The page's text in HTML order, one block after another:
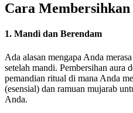
Cara
1. Mandi dan Berendam
Ada alasan mengapa Anda
setelah mandi. Pembersihan aura
pemandian ritual di mana Anda
(esensial) dan ramuan mujarab
Anda.